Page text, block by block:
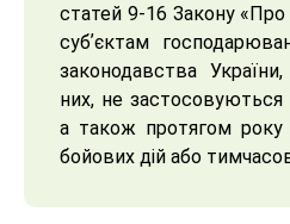
статей 9-16 Закону
субʼєктам
законодавства
них, не застосовуються
а також протягом
бойових дій або